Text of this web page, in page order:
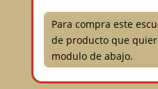
Para compra este
de producto que
modulo de abajo.